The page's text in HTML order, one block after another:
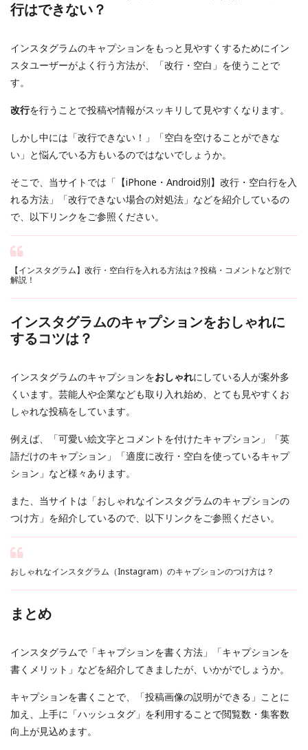
行はできない？
インスタグラムのキャプションをもっと見やすくするためにイン
スタユーザーがよく行う方法が、「改行・空白」を使うことで
す。
改行を行うことで投稿や情報がスッキリして見やすくなります。
しかし中には「改行できない！」「空白を空けることができな
い」と悩んでいる方もいるのではないでしょうか。
そこで、当サイトでは「【iPhone・Android別】改行・空白行を入
れる方法」「改行できない場合の対処法」などを紹介しているの
で、以下リンクをご参照ください。
【インスタグラム】改行・空白行を入れる方法は？投稿・コメントなど別で
解説！
インスタグラムのキャプションをおしゃれに
するコツは？
インスタグラムのキャプションをおしゃれにしている人が案外多
くいます。芸能人や企業なども取り入れ始め、とても見やすくお
しゃれな投稿をしています。
例えば、「可愛い絵文字とコメントを付けたキャプション」「英
語だけのキャプション」「適度に改行・空白を使っているキャプ
ション」など様々あります。
また、当サイトは「おしゃれなインスタグラムのキャプションの
つけ方」を紹介しているので、以下リンクをご参照ください。
おしゃれなインスタグラム（Instagram）のキャプションのつけ方は？
まとめ
インスタグラムで「キャプションを書く方法」「キャプションを
書くメリット」などを紹介してきましたが、いかがでしょうか。
キャプションを書くことで、「投稿画像の説明ができる」ことに
加え、上手に「ハッシュタグ」を利用することで閲覧数・集客数
向上が見込めます。